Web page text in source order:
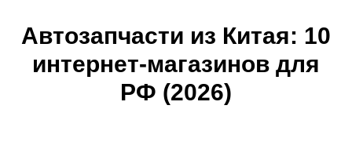
Автозапчасти из Китая: 10
интернет-магазинов для
РФ (2026)